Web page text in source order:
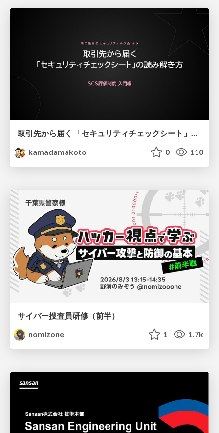
取引先から届く 「セキュリティチェックシート」の読み解き方
kamadamakoto
0 110
サイバー捜査員研修（前半）
nomizone
1 1.7k